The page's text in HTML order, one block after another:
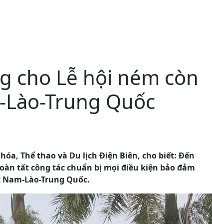
cho Lễ hội ném còn
Trung Quốc
Thể thao và Du lịch Điện Biên, cho biết: Đến
tất công tác chuẩn bị mọi điều kiện bảo đảm
Lào-Trung Quốc.